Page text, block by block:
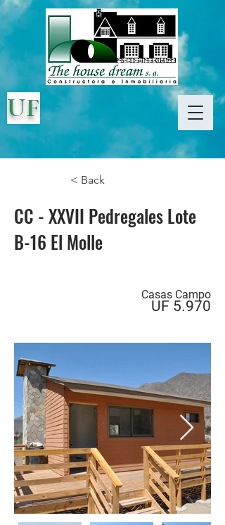
UF
< Back
CC - XXVII Pedregales Lote
B-16 El Molle
Casas Campo
UF 5.970